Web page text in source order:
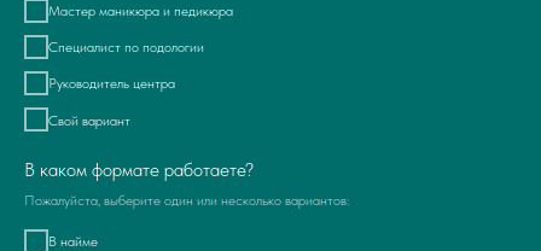
Мастер маникюра и педикюра
Специалист по подологии
Руководитель центра
Свой вариант
В каком формате работаете?
Пожалуйста, выберите один или несколько вариантов:
В найме